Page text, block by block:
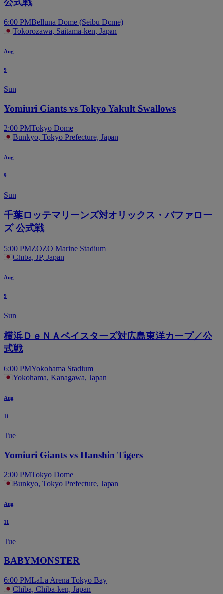
6:00 PMBelluna Dome (Seibu Dome)
Tokorozawa, Saitama-ken, Japan
Aug
9
Sun
Yomiuri Giants vs Tokyo Yakult Swallows
2:00 PMTokyo Dome
Bunkyo, Tokyo Prefecture, Japan
Aug
9
Sun
千葉ロッテマリーンズ対オリックス・バファロー
ズ 公式戦
5:00 PMZOZO Marine Stadium
Chiba, JP, Japan
Aug
9
Sun
横浜ＤｅＮＡベイスターズ対広島東洋カープ／公
式戦
6:00 PMYokohama Stadium
Yokohama, Kanagawa, Japan
Aug
11
Tue
Yomiuri Giants vs Hanshin Tigers
2:00 PMTokyo Dome
Bunkyo, Tokyo Prefecture, Japan
Aug
11
Tue
BABYMONSTER
6:00 PMLaLa Arena Tokyo Bay
Chiba, Chiba-ken, Japan